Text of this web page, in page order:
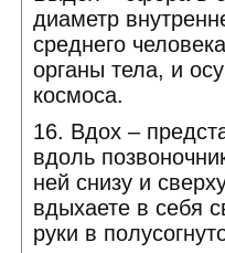
диаметр
среднего
органы тела, и
космоса.
16. Вдох –
вдоль
ней снизу и
вдыхаете в себя
руки в